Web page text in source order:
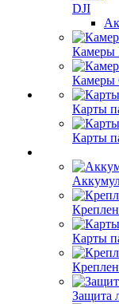
DJI
Камеры
Камеры
Карты
Карты
Карты
Защита